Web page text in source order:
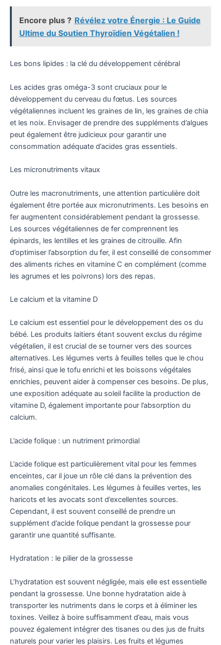
Encore plus ? Révélez votre Énergie : Le Guide
Ultime du Soutien Thyroïdien Végétalien !
Les bons lipides : la clé du développement cérébral
Les acides gras oméga-3 sont cruciaux pour le
développement du cerveau du fœtus. Les sources
végétaliennes incluent les graines de lin, les graines de chia
et les noix. Envisager de prendre des suppléments d’algues
peut également être judicieux pour garantir une
consommation adéquate d’acides gras essentiels.
Les micronutriments vitaux
Outre les macronutriments, une attention particulière doit
également être portée aux micronutriments. Les besoins en
fer augmentent considérablement pendant la grossesse.
Les sources végétaliennes de fer comprennent les
épinards, les lentilles et les graines de citrouille. Afin
d’optimiser l’absorption du fer, il est conseillé de consommer
des aliments riches en vitamine C en complément (comme
les agrumes et les poivrons) lors des repas.
Le calcium et la vitamine D
Le calcium est essentiel pour le développement des os du
bébé. Les produits laitiers étant souvent exclus du régime
végétalien, il est crucial de se tourner vers des sources
alternatives. Les légumes verts à feuilles telles que le chou
frisé, ainsi que le tofu enrichi et les boissons végétales
enrichies, peuvent aider à compenser ces besoins. De plus,
une exposition adéquate au soleil facilite la production de
vitamine D, également importante pour l’absorption du
calcium.
L’acide folique : un nutriment primordial
L’acide folique est particulièrement vital pour les femmes
enceintes, car il joue un rôle clé dans la prévention des
anomalies congénitales. Les légumes à feuilles vertes, les
haricots et les avocats sont d’excellentes sources.
Cependant, il est souvent conseillé de prendre un
supplément d’acide folique pendant la grossesse pour
garantir une quantité suffisante.
Hydratation : le pilier de la grossesse
L’hydratation est souvent négligée, mais elle est essentielle
pendant la grossesse. Une bonne hydratation aide à
transporter les nutriments dans le corps et à éliminer les
toxines. Veillez à boire suffisamment d’eau, mais vous
pouvez également intégrer des tisanes ou des jus de fruits
naturels pour varier les plaisirs. Les fruits et légumes